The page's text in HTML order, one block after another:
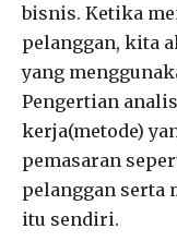
bisnis. Ketika
pelanggan, kita
yang
Pengertian
kerja(metode)
pemasaran
pelanggan serta
itu sendiri.